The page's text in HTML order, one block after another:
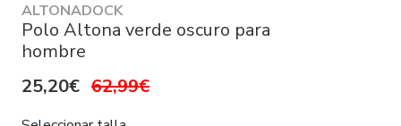
ALTONADOCK
Polo Altona verde oscuro para
hombre
25,20€ 62,99€